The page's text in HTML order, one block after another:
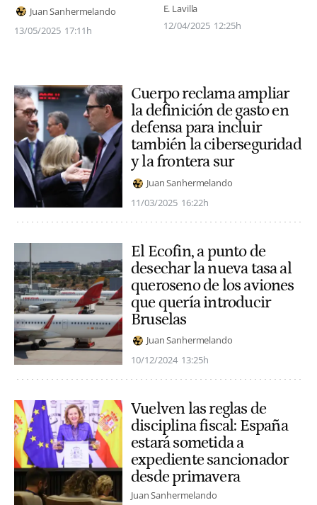
Juan Sanhermelando
13/05/2025 17:11h
E. Lavilla
12/04/2025 12:25h
Cuerpo reclama ampliar
la definición de gasto en
defensa para incluir
también la ciberseguridad
y la frontera sur
Juan Sanhermelando
11/03/2025 16:22h
El Ecofin, a punto de
desechar la nueva tasa al
queroseno de los aviones
que quería introducir
Bruselas
Juan Sanhermelando
10/12/2024 13:25h
Vuelven las reglas de
disciplina fiscal: España
estará sometida a
expediente sancionador
desde primavera
Juan Sanhermelando